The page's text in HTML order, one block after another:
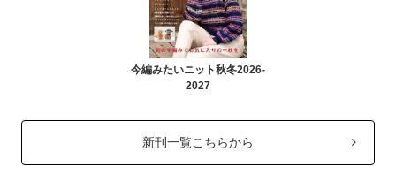
今編みたいニット秋冬2026-
2027
新刊一覧こちらから